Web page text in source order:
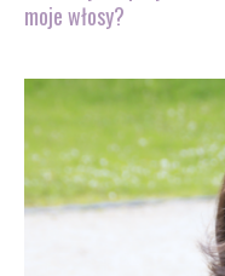
moje włosy?